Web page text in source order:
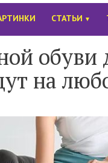
СТАТЬИ ▼
на